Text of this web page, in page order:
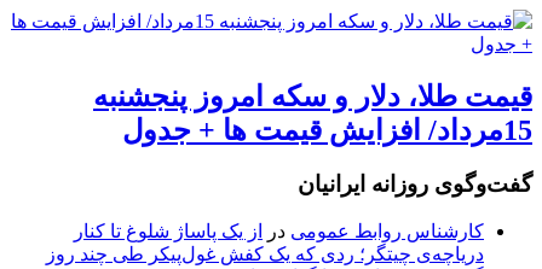
قیمت طلا، دلار و سکه امروز پنجشنبه
15مرداد/ افزایش قیمت ها + جدول
گفت‌وگوی روزانه ایرانیان
کارشناس روابط عمومی در
از یک پاساژ شلوغ تا کنار
دریاچه‌ی چیتگر؛ ردی که یک کفش غول‌پیکر طی چند روز